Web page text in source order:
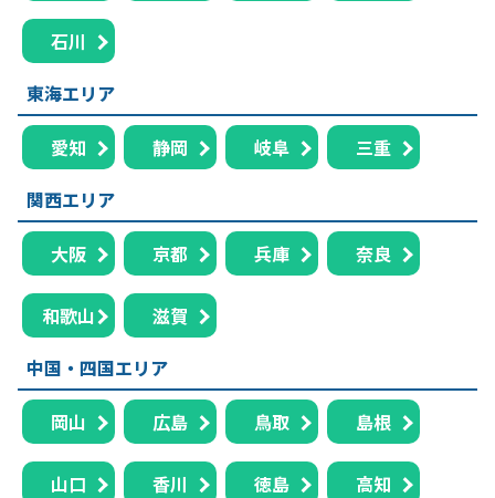
石川
東海エリア
愛知 静岡 岐阜
三重
関西エリア
大阪 京都 兵庫 奈良
和歌山
滋賀
中国・四国エリア
岡山 広島 鳥取 島根
山口 香川 徳島 高知